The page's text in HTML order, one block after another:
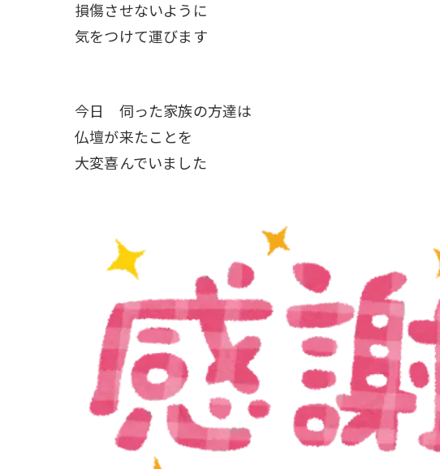
損傷させないように
気をつけて運びます
今日 伺った家族の方達は
仏壇が来たことを
大変喜んでいました